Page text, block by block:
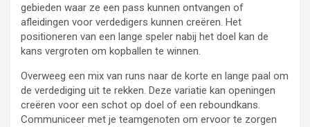
gebieden waar ze een pass kunnen ontvangen of
afleidingen voor verdedigers kunnen creëren. Het
positioneren van een lange speler nabij het doel kan de
kans vergroten om kopballen te winnen.
Overweeg een mix van runs naar de korte en lange paal om
de verdediging uit te rekken. Deze variatie kan openingen
creëren voor een schot op doel of een reboundkans.
Communiceer met je teamgenoten om ervoor te zorgen